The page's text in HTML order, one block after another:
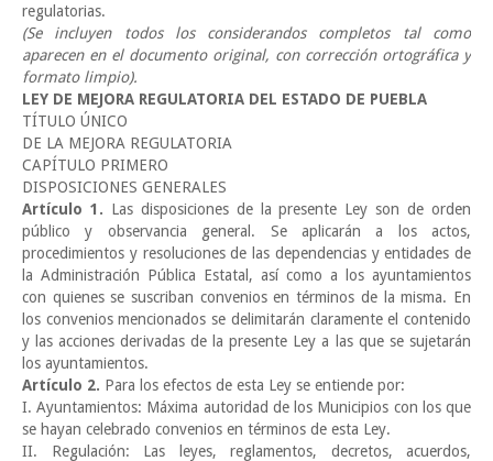
regulatorias.
(Se incluyen todos los considerandos completos tal como
aparecen en el documento original, con corrección ortográfica y
formato limpio).
LEY DE MEJORA REGULATORIA DEL ESTADO DE PUEBLA
TÍTULO ÚNICO
DE LA MEJORA REGULATORIA
CAPÍTULO PRIMERO
DISPOSICIONES GENERALES
Artículo 1. Las disposiciones de la presente Ley son de orden
público y observancia general. Se aplicarán a los actos,
procedimientos y resoluciones de las dependencias y entidades de
la Administración Pública Estatal, así como a los ayuntamientos
con quienes se suscriban convenios en términos de la misma. En
los convenios mencionados se delimitarán claramente el contenido
y las acciones derivadas de la presente Ley a las que se sujetarán
los ayuntamientos.
Artículo 2. Para los efectos de esta Ley se entiende por:
I. Ayuntamientos: Máxima autoridad de los Municipios con los que
se hayan celebrado convenios en términos de esta Ley.
II. Regulación: Las leyes, reglamentos, decretos, acuerdos,